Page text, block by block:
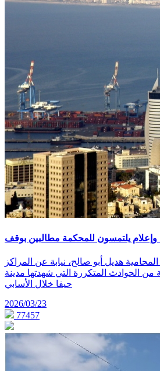
هديل أبو صالح، نيابة عن المراكز
من الحوادث المتكررة التي شهدتها مدينة
حيفا خلال الأسابي
2026/03/23
77457